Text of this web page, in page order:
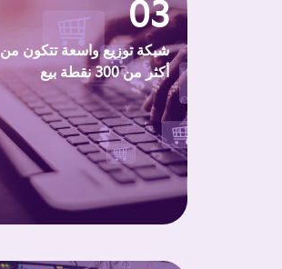
03
شبكة توزيع واسعة تتكون من
أكثر من 300 نقطة بيع